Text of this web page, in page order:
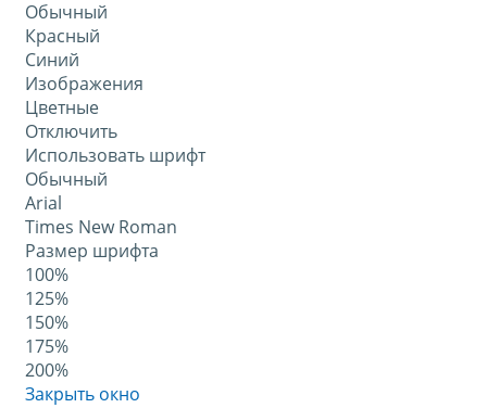
Обычный
Красный
Синий
Изображения
Цветные
Отключить
Использовать шрифт
Обычный
Arial
Times New Roman
Размер шрифта
100%
125%
150%
175%
200%
Закрыть окно